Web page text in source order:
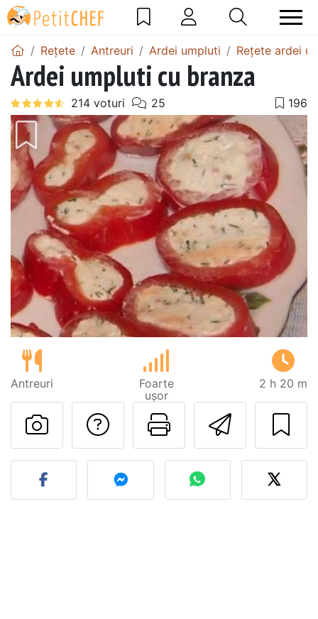
Rețete Antreuri Ardei umpluti Rețete ardei
Ardei umpluti cu branza
Antreuri
Foarte
ușor
2 h 20 m
Printează
Adresează o
Postează o poză cu